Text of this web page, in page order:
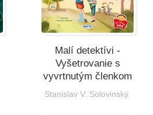
Malí detektívi -
Vyšetrovanie s
vyvrtnutým členkom
Stanislav V. Solovinský